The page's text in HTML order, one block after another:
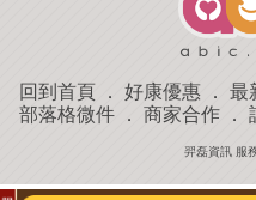
回到首頁 ． 好康優惠 ． 最
部落格微件． 商家合作．
羿磊資訊 服